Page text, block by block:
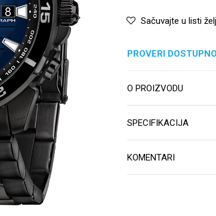
Sačuvajte u listi
PROVERI
O PROIZVODU
SPECIFIKACIJA
KOMENTARI